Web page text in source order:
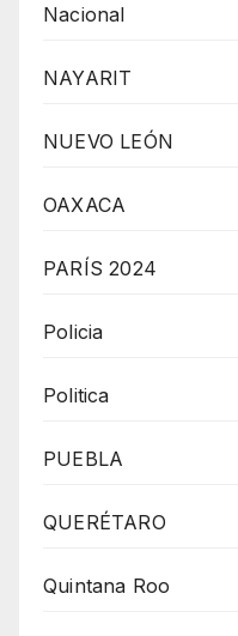
Nacional
NAYARIT
NUEVO LEÓN
OAXACA
PARÍS 2024
Policia
Politica
PUEBLA
QUERÉTARO
Quintana Roo